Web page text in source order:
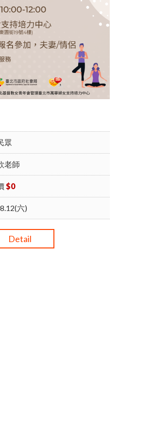
眾
老師
$0
六)
Detail